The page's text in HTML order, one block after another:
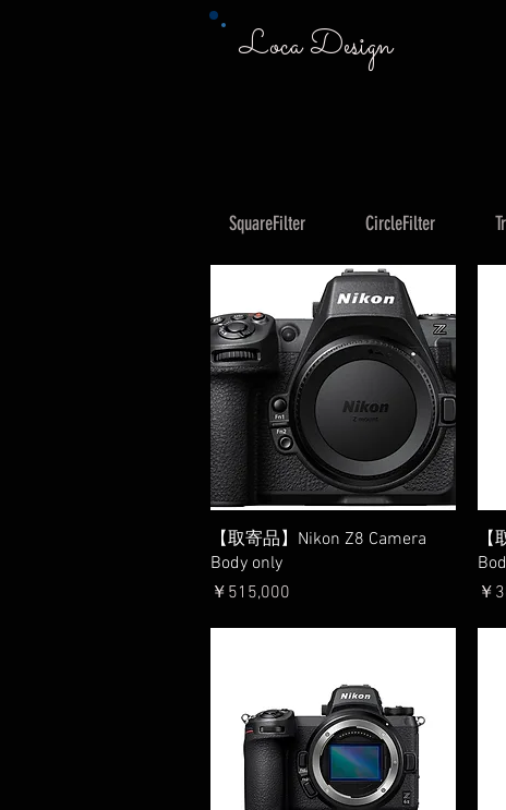
Loca Design
SquareFilter CircleFilter
クイックビュー
【取寄品】Nikon Z8 Camera
Body only
価格
￥515,000
価
￥